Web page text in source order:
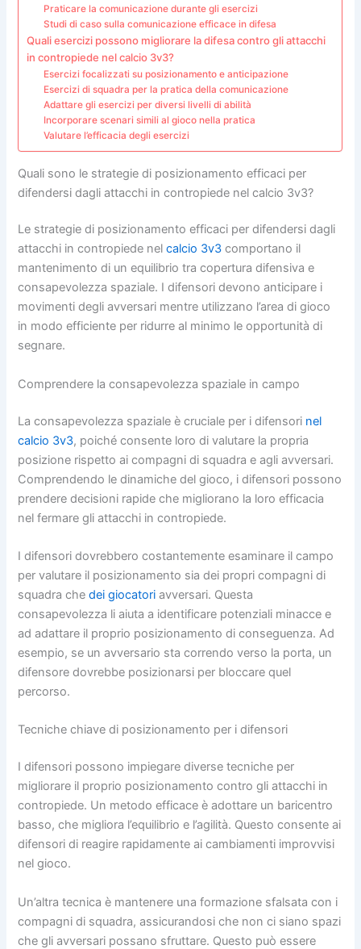
Praticare la comunicazione durante gli esercizi
Studi di caso sulla comunicazione efficace in difesa
Quali esercizi possono migliorare la difesa contro gli attacchi
in contropiede nel calcio 3v3?
Esercizi focalizzati su posizionamento e anticipazione
Esercizi di squadra per la pratica della comunicazione
Adattare gli esercizi per diversi livelli di abilità
Incorporare scenari simili al gioco nella pratica
Valutare l’efficacia degli esercizi
Quali sono le strategie di posizionamento efficaci per
difendersi dagli attacchi in contropiede nel calcio 3v3?
Le strategie di posizionamento efficaci per difendersi dagli
attacchi in contropiede nelcalcio 3v3 comportano il
mantenimento di un equilibrio tra copertura difensiva e
consapevolezza spaziale. I difensori devono anticipare i
movimenti degli avversari mentre utilizzano l’area di gioco
in modo efficiente per ridurre al minimo le opportunità di
segnare.
Comprendere la consapevolezza spaziale in campo
La consapevolezza spaziale è cruciale per i difensori nel
calcio 3v3, poiché consente loro di valutare la propria
posizione rispetto ai compagni di squadra e agli avversari.
Comprendendo le dinamiche del gioco, i difensori possono
prendere decisioni rapide che migliorano la loro efficacia
nel fermare gli attacchi in contropiede.
I difensori dovrebbero costantemente esaminare il campo
per valutare il posizionamento sia dei propri compagni di
squadra chedei giocatori avversari. Questa
consapevolezza li aiuta a identificare potenziali minacce e
ad adattare il proprio posizionamento di conseguenza. Ad
esempio, se un avversario sta correndo verso la porta, un
difensore dovrebbe posizionarsi per bloccare quel
percorso.
Tecniche chiave di posizionamento per i difensori
I difensori possono impiegare diverse tecniche per
migliorare il proprio posizionamento contro gli attacchi in
contropiede. Un metodo efficace è adottare un baricentro
basso, che migliora l’equilibrio e l’agilità. Questo consente ai
difensori di reagire rapidamente ai cambiamenti improvvisi
nel gioco.
Un’altra tecnica è mantenere una formazione sfalsata con i
compagni di squadra, assicurandosi che non ci siano spazi
che gli avversari possano sfruttare. Questo può essere